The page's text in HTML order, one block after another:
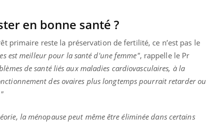
en bonne santé ?
primaire reste la préservation de fertilité, ce n’est pas le
est meilleur pour la santé d'une femme", rappelle le Pr
de santé liés aux maladies cardiovasculaires, à la
des ovaires plus longtemps pourrait retarder ou
"
la ménopause peut même être éliminée dans certains